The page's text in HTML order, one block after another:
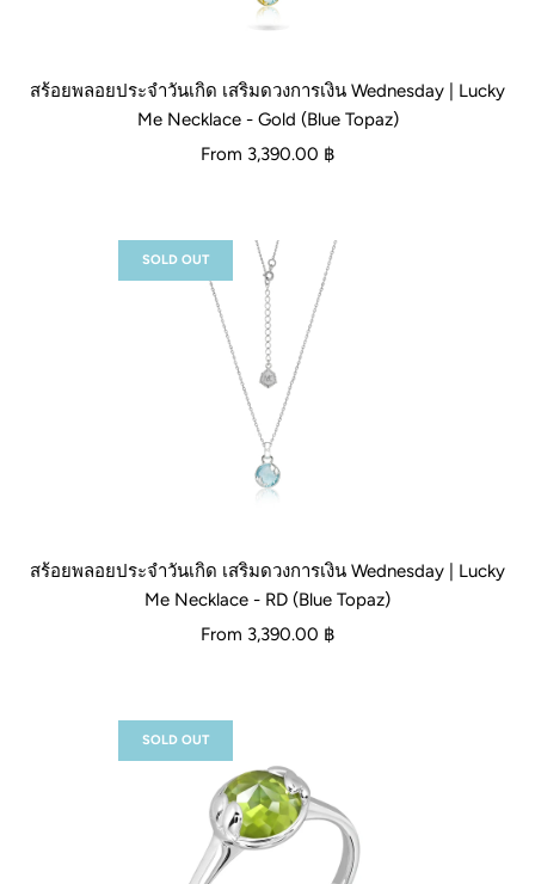
สร้อยพลอยประจำวันเกิด เสริมดวงการเงิน Wednesday | Lucky
Me Necklace - Gold (Blue Topaz)
From 3,390.00 ฿
สร้อยพลอยประจำวันเกิด เสริมดวงการเงิน Wednesday | Lucky
Me Necklace - RD (Blue Topaz)
From 3,390.00 ฿
SOLD OUT
SOLD OUT